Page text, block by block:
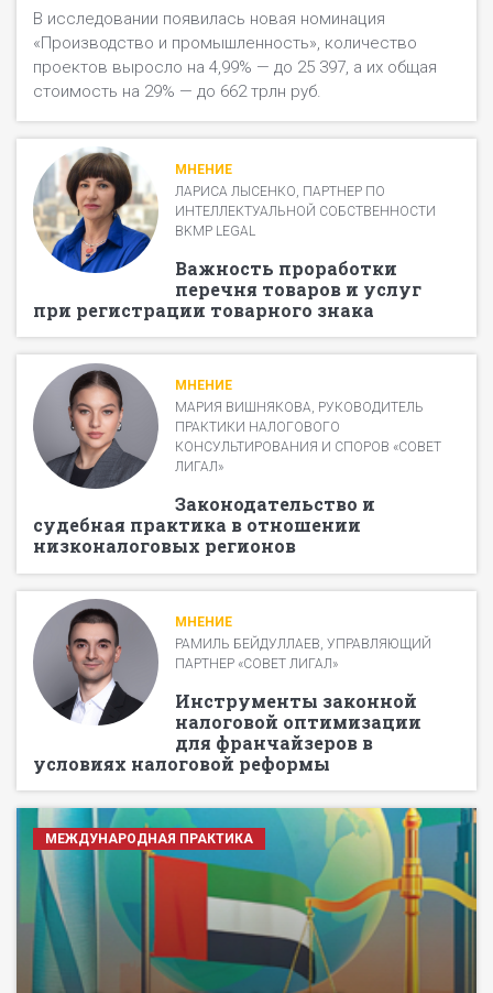
В исследовании появилась новая номинация
«Производство и промышленность», количество
проектов выросло на 4,99% — до 25 397, а их общая
стоимость на 29% — до 662 трлн руб.
МНЕНИЕ
ЛАРИСА ЛЫСЕНКО, ПАРТНЕР ПО
ИНТЕЛЛЕКТУАЛЬНОЙ СОБСТВЕННОСТИ
BKMP LEGAL
Важность проработки
перечня товаров и услуг
при регистрации товарного знака
МНЕНИЕ
МАРИЯ ВИШНЯКОВА, РУКОВОДИТЕЛЬ
ПРАКТИКИ НАЛОГОВОГО
КОНСУЛЬТИРОВАНИЯ И СПОРОВ «СОВЕТ
ЛИГАЛ»
Законодательство и
судебная практика в отношении
низконалоговых регионов
МНЕНИЕ
РАМИЛЬ БЕЙДУЛЛАЕВ, УПРАВЛЯЮЩИЙ
ПАРТНЕР «СОВЕТ ЛИГАЛ»
Инструменты законной
налоговой оптимизации
для франчайзеров в
условиях налоговой реформы
МЕЖДУНАРОДНАЯ ПРАКТИКА